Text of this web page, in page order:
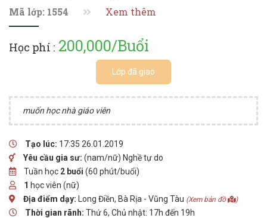
Mã lớp: 1554 Xem thêm
Học phí : 200,000/Buổi
Lớp đã giao
muốn học nhà giáo viên
Tạo lúc: 17:35 26.01.2019
Yêu cầu gia sư: (nam/nữ) Nghề tự do
Tuần học 2 buổi (60 phút/buổi)
1 học viên (nữ)
Địa điểm dạy: Long Điền, Bà Rịa - Vũng Tàu (Xem bản đồ )
Thời gian rãnh: Thứ 6, Chủ nhật: 17h đến 19h